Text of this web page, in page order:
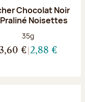
Chocolat Noir
Noisettes
Poids net :
35g
3,60 € 2,88 €